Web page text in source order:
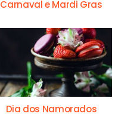
Carnaval e Mardi Gras
Dia dos Namorados